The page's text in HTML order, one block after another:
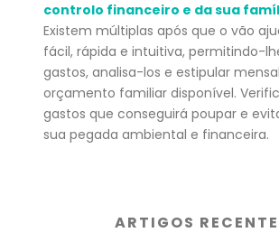
controlo financeiro e da sua
Existem múltiplas após que o vão
fácil, rápida e intuitiva, permitindo-
gastos, analisa-los e estipular
orçamento familiar disponível.
gastos que conseguirá poupar e
sua pegada ambiental e financeira.
ARTIGOS